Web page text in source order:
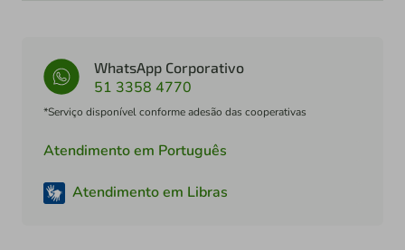
WhatsApp Corporativo
51 3358 4770
*Serviço disponível conforme adesão das cooperativas
Atendimento em Português
Atendimento em Libras